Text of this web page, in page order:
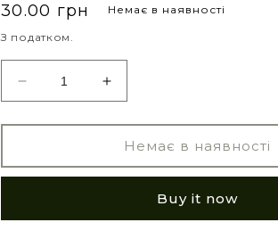
30.00 грн Немає в наявності
З податком.
Немає в наявності
Buy it now